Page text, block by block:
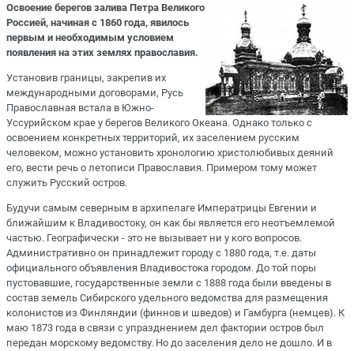
Освоение берегов залива Петра Великого
Россией, начиная с 1860 года, явилось
первым и необходимым условием
появления на этих землях православия.
Установив границы, закрепив их
международными договорами, Русь
Православная встала в Южно-
Уссурийском крае у берегов Великого Океана. Однако только с
освоением конкретных территорий, их заселением русским
человеком, можно установить хронологию христолюбивых деяний
его, вести речь о летописи Православия. Примером тому может
служить Русский остров.
Будучи самым северным в архипелаге Императрицы Евгении и
ближайшим к Владивостоку, он как бы является его неотъемлемой
частью. Географически - это не вызывает ни у кого вопросов.
Административно он принадлежит городу с 1880 года, т.е. даты
официального объявления Владивостока городом. До той поры
пустовавшие, государственные земли с 1888 года были введены в
состав земель Сибирского удельного ведомства для размещения
колонистов из Финляндии (финнов и шведов) и Гамбурга (немцев). К
маю 1873 года в связи с упразднением дел фактории остров был
передан морскому ведомству. Но до заселения дело не дошло. И в